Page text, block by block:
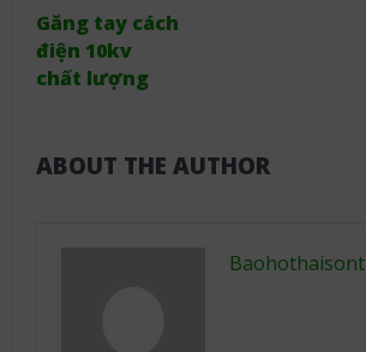
Găng tay cách
điện 10kv
chất lượng
ABOUT THE AUTHOR
Baohothaisont